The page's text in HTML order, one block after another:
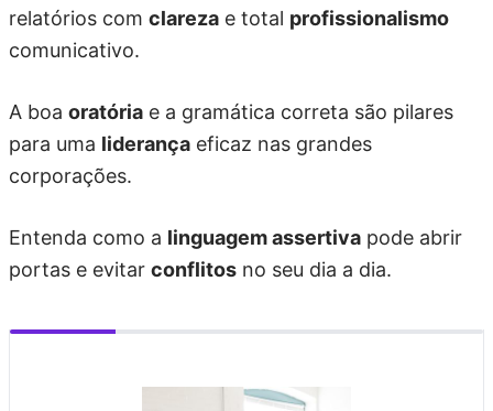
relatórios com clareza e total profissionalismo
comunicativo.
A boa oratória e a gramática correta são pilares
para uma liderança eficaz nas grandes
corporações.
Entenda como a linguagem assertiva pode abrir
portas e evitar conflitos no seu dia a dia.